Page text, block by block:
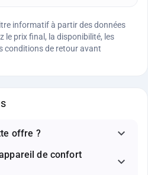
informatif à partir des données
le prix final, la disponibilité, les
conditions de retour avant
offre ?
de confort